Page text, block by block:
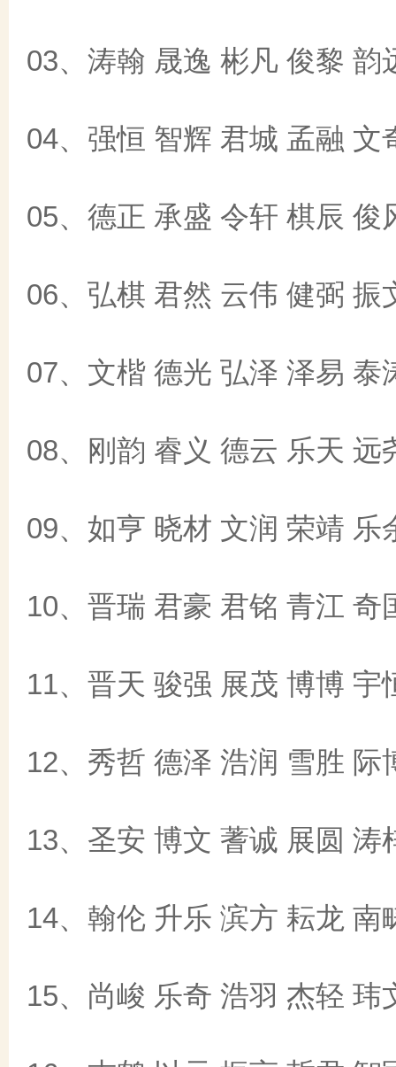
03、涛翰 晟逸 彬凡 俊黎 韵
04、强恒 智辉 君城 孟融 文
05、德正 承盛 令轩 棋辰 俊
06、弘棋 君然 云伟 健弼 振
07、文楷 德光 弘泽 泽易 泰
08、刚韵 睿义 德云 乐天 远
09、如亨 晓材 文润 荣靖 乐
10、晋瑞 君豪 君铭 青江 奇
11、晋天 骏强 展茂 博博 宇
12、秀哲 德泽 浩润 雪胜 际
13、圣安 博文 蓍诚 展圆 涛
14、翰伦 升乐 滨方 耘龙 南
15、尚峻 乐奇 浩羽 杰轻 玮